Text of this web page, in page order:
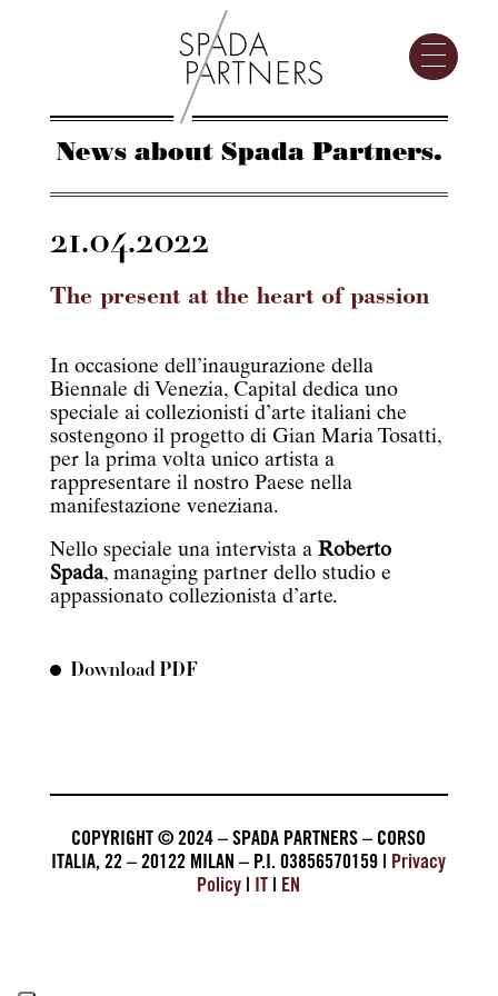
News about Spada Partners.
21.04.2022
The present at the heart of passion
In occasione dell’inaugurazione della
Biennale di Venezia, Capital dedica uno
speciale ai collezionisti d’arte italiani che
sostengono il progetto di Gian Maria Tosatti,
per la prima volta unico artista a
rappresentare il nostro Paese nella
manifestazione veneziana.
Nello speciale una intervista a Roberto
Spada, managing partner dello studio e
appassionato collezionista d’arte.
Download PDF
COPYRIGHT © 2024 – SPADA PARTNERS – CORSO
ITALIA, 22 – 20122 MILAN – P.I. 03856570159 | Privacy
Policy | IT | EN